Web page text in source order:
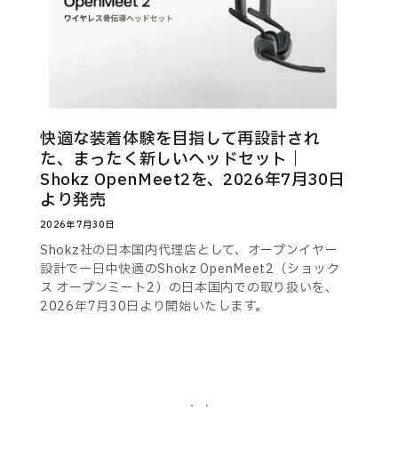
快適な装着体験を目指して再設計され
た、まったく新しいヘッドセット｜
Shokz OpenMeet2を、2026年7月30日
より発売
2026年7月30日
Shokz社の日本国内代理店として、オープンイヤー
設計で一日中快適のShokz OpenMeet2（ショック
ス オープンミート2）の日本国内での取り扱いを、
2026年7月30日より開始いたします。